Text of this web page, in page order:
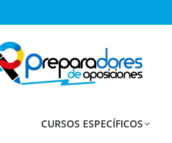
CURSOS ESPECÍFICOS